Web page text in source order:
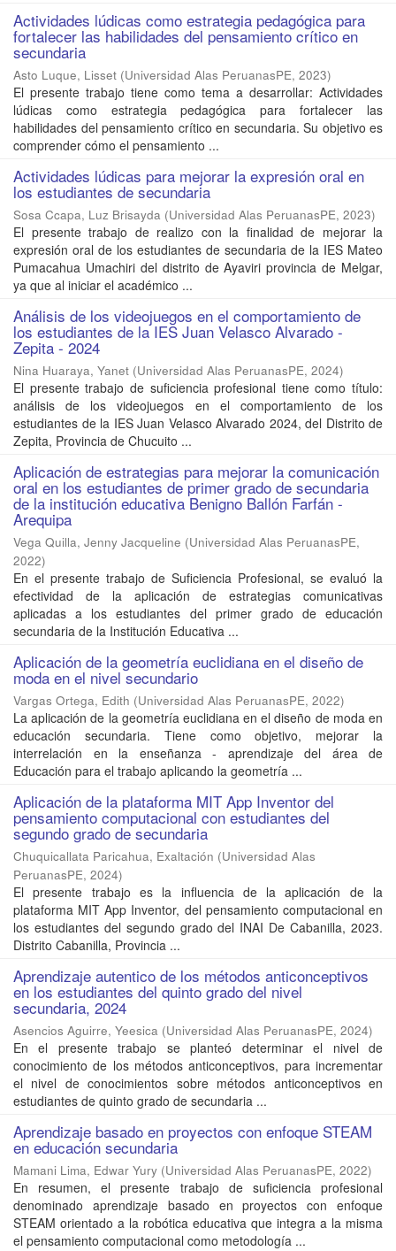
Actividades lúdicas como estrategia pedagógica para
fortalecer las habilidades del pensamiento crítico en
secundaria
Asto Luque, Lisset (Universidad Alas PeruanasPE, 2023)
El presente trabajo tiene como tema a desarrollar: Actividades
lúdicas como estrategia pedagógica para fortalecer las
habilidades del pensamiento crítico en secundaria. Su objetivo es
comprender cómo el pensamiento ...
Actividades lúdicas para mejorar la expresión oral en
los estudiantes de secundaria
Sosa Ccapa, Luz Brisayda (Universidad Alas PeruanasPE, 2023)
El presente trabajo de realizo con la finalidad de mejorar la
expresión oral de los estudiantes de secundaria de la IES Mateo
Pumacahua Umachiri del distrito de Ayaviri provincia de Melgar,
ya que al iniciar el académico ...
Análisis de los videojuegos en el comportamiento de
los estudiantes de la IES Juan Velasco Alvarado -
Zepita - 2024
Nina Huaraya, Yanet (Universidad Alas PeruanasPE, 2024)
El presente trabajo de suficiencia profesional tiene como título:
análisis de los videojuegos en el comportamiento de los
estudiantes de la IES Juan Velasco Alvarado 2024, del Distrito de
Zepita, Provincia de Chucuito ...
Aplicación de estrategias para mejorar la comunicación
oral en los estudiantes de primer grado de secundaria
de la institución educativa Benigno Ballón Farfán -
Arequipa
Vega Quilla, Jenny Jacqueline (Universidad Alas PeruanasPE,
2022)
En el presente trabajo de Suficiencia Profesional, se evaluó la
efectividad de la aplicación de estrategias comunicativas
aplicadas a los estudiantes del primer grado de educación
secundaria de la Institución Educativa ...
Aplicación de la geometría euclidiana en el diseño de
moda en el nivel secundario
Vargas Ortega, Edith (Universidad Alas PeruanasPE, 2022)
La aplicación de la geometría euclidiana en el diseño de moda en
educación secundaria. Tiene como objetivo, mejorar la
interrelación en la enseñanza - aprendizaje del área de
Educación para el trabajo aplicando la geometría ...
Aplicación de la plataforma MIT App Inventor del
pensamiento computacional con estudiantes del
segundo grado de secundaria
Chuquicallata Paricahua, Exaltación (Universidad Alas
PeruanasPE, 2024)
El presente trabajo es la influencia de la aplicación de la
plataforma MIT App Inventor, del pensamiento computacional en
los estudiantes del segundo grado del INAI De Cabanilla, 2023.
Distrito Cabanilla, Provincia ...
Aprendizaje autentico de los métodos anticonceptivos
en los estudiantes del quinto grado del nivel
secundaria, 2024
Asencios Aguirre, Yeesica (Universidad Alas PeruanasPE, 2024)
En el presente trabajo se planteó determinar el nivel de
conocimiento de los métodos anticonceptivos, para incrementar
el nivel de conocimientos sobre métodos anticonceptivos en
estudiantes de quinto grado de secundaria ...
Aprendizaje basado en proyectos con enfoque STEAM
en educación secundaria
Mamani Lima, Edwar Yury (Universidad Alas PeruanasPE, 2022)
En resumen, el presente trabajo de suficiencia profesional
denominado aprendizaje basado en proyectos con enfoque
STEAM orientado a la robótica educativa que integra a la misma
el pensamiento computacional como metodología ...